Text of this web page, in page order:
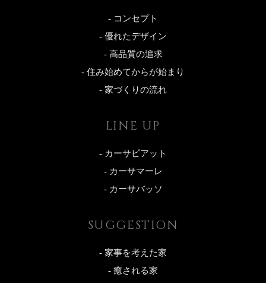
- コンセプト
- 優れたデザイン
- 高品質の追求
- 住み始めてからが始まり
- 家づくりの流れ
LINE UP
- カーサピアット
- カーサマーレ
- カーサバッソ
SUGGESTION
- 家事を考えた家
- 癒される家